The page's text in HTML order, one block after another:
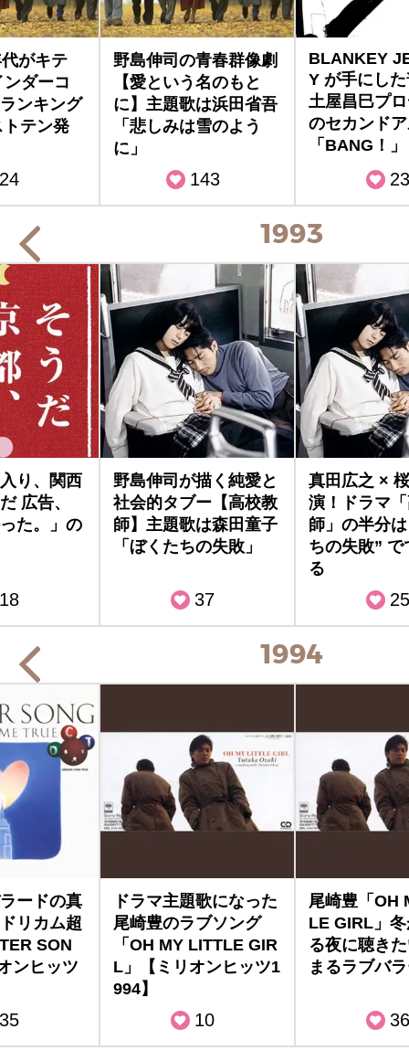
がキテ
ダーコ
ンキング
テン発
24
野島伸司の青春群像劇
【愛という名のもと
に】主題歌は浜田省吾
「悲しみは雪のよう
に」
143
BLANKEY
Y が手にし
土屋昌巳プ
のセカンド
「BANG！」
23
1993
り、関西
広告、
た。」の
18
野島伸司が描く純愛と
社会的タブー【高校教
師】主題歌は森田童子
「ぼくたちの失敗」
37
真田広之 ×
演！ドラマ
師」の半分
ちの失敗” で
る
25
1994
ードの真
リカム超
SON
ンヒッツ
35
ドラマ主題歌になった
尾崎豊のラブソング
「OH MY LITTLE GIR
L」【ミリオンヒッツ1
994】
10
尾崎豊「OH
LE GIRL」
る夜に聴き
まるラブバ
36